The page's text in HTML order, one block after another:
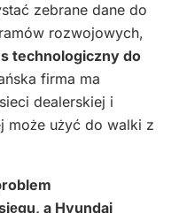
zebrane dane do
rozwojowych,
technologiczny do
firma ma
dealerskiej i
może użyć do walki z
a Hyundai